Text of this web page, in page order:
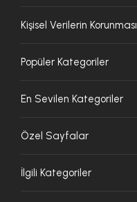
Kişisel Verilerin Korunması
Popüler Kategoriler
En Sevilen Kategoriler
Özel Sayfalar
İlgili Kategoriler